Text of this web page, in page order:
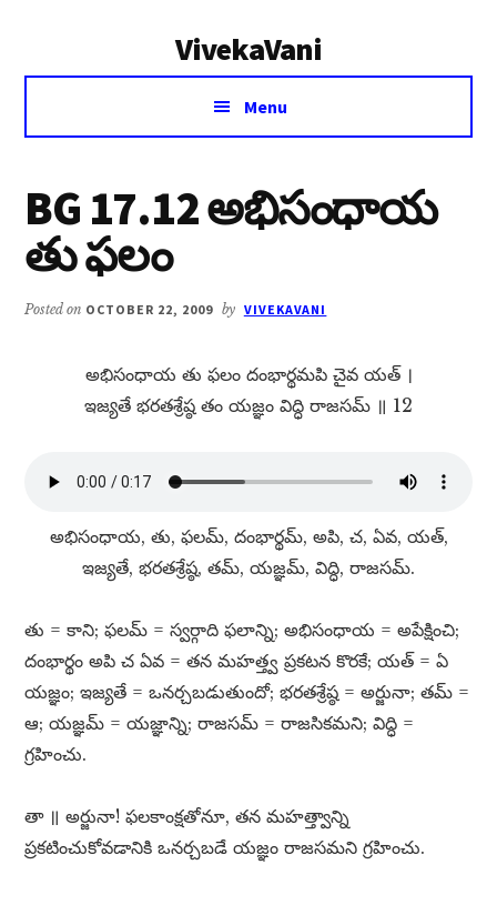
VivekaVani
Voice
Vivekananda
Menu
BG 17.12 అభిసంధాయ
తు ఫలం
Posted on OCTOBER 22, 2009 by VIVEKAVANI
అభిసంధాయ తు ఫలం దంభార్థమపి చైవ యత్​ ।
ఇజ్యతే భరతశ్రేష్ఠ తం యజ్ఞం విద్ధి రాజసమ్​ ॥ 12
అభిసంధాయ, తు, ఫలమ్​, దంభార్థమ్​, అపి, చ, ఏవ, యత్​,
ఇజ్యతే, భరతశ్రేష్ఠ, తమ్​, యజ్ఞమ్​, విద్ధి, రాజసమ్​.
తు = కాని; ఫలమ్​ = స్వర్గాది ఫలాన్ని; అభిసంధాయ = అపేక్షించి;
దంభార్థం అపి చ ఏవ = తన మహత్త్వ ప్రకటన కొరకే; యత్​ = ఏ
యజ్ఞం; ఇజ్యతే = ఒనర్చబడుతుందో; భరతశ్రేష్ఠ = అర్జునా; తమ్​ =
ఆ; యజ్ఞమ్​ = యజ్ఞాన్ని; రాజసమ్​ = రాజసికమని; విద్ధి =
గ్రహించు.
తా ॥ అర్జునా! ఫలకాంక్షతోనూ, తన మహత్త్వాన్ని
ప్రకటించుకోవడానికి ఒనర్చబడే యజ్ఞం రాజసమని గ్రహించు.